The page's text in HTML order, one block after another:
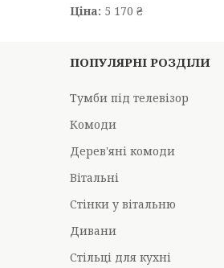
Ціна: 5 170 ₴
ПОПУЛЯРНІ РОЗДІЛИ
Тумби під телевізор
Комоди
Дерев'яні комоди
Вітальні
Стінки у вітальню
Дивани
Стільці для кухні